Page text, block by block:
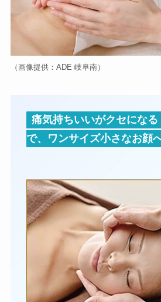
（画像提供：ADE 岐阜南）
痛気持ちいいがクセにな
で、ワンサイズ小さなお顔